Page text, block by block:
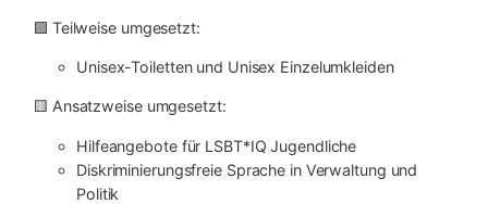
🟩 Teilweise umgesetzt:
Unisex-Toiletten und Unisex Einzelumkleiden
🟨 Ansatzweise umgesetzt:
Hilfeangebote für LSBT*IQ Jugendliche
Diskriminierungsfreie Sprache in Verwaltung und
Politik